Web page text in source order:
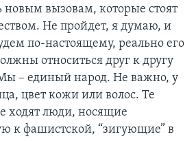
новым вызовам, которые стоят
Не пройдет, я думаю, и
по-настоящему, реально его
относиться друг к другу
– единый народ. Не важно, у
цвет кожи или волос. Те
ходят люди, носящие
к фашистской, “зигующие” в